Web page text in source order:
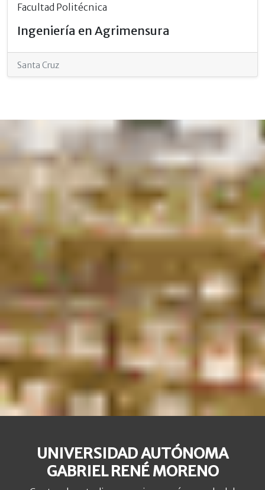
Facultad Politécnica
Ingeniería en Agrimensura
Santa Cruz
UNIVERSIDAD AUTÓNOMA
GABRIEL RENÉ MORENO